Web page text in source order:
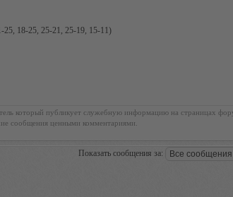
25, 18-25, 25-21, 25-19, 15-11)
который публикует служебную информацию на страницах
сообщения ценными комментариями.
Показать сообщения за: